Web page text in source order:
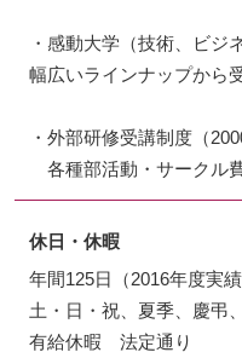
・感動大学（技術、ビジ
幅広いラインナップから
・外部研修受講制度（
各種部活動・サークル
休日・休暇
年間125日（2016年度実績
土・日・祝、夏季、慶弔
有給休暇 法定通り